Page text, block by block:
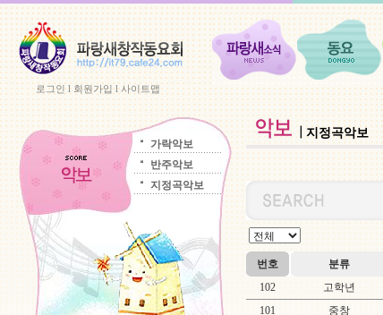
로그인l 회원가입l사이트맵
가락악보
반주악보
지정곡악보
지정곡악보
번호 분류
102
고학년
101
중창